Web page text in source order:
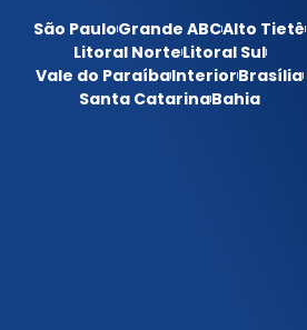
São PauloGrande ABCAlto Tietê
Litoral NorteLitoral Sul
Vale do ParaíbaInteriorBrasília
Santa CatarinaBahia